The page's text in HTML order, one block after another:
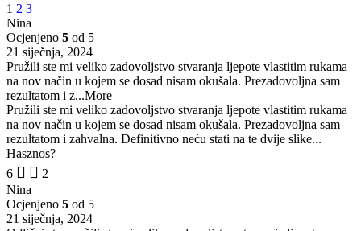
1 2 3
Nina
Ocjenjeno 5 od 5
21 siječnja, 2024
Pružili ste mi veliko zadovoljstvo stvaranja ljepote vlastitim rukama
na nov način u kojem se dosad nisam okušala. Prezadovoljna sam
rezultatom i z...More
Pružili ste mi veliko zadovoljstvo stvaranja ljepote vlastitim rukama
na nov način u kojem se dosad nisam okušala. Prezadovoljna sam
rezultatom i zahvalna. Definitivno neću stati na te dvije slike...
Hasznos?
6
2
Nina
Ocjenjeno 5 od 5
21 siječnja, 2024